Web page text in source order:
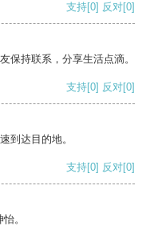
支持[0] 反对[0]
保持联系，分享生活点滴。
支持[0] 反对[0]
到达目的地。
支持[0] 反对[0]
。